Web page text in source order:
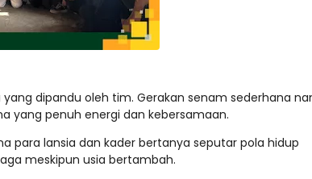
dipandu oleh tim. Gerakan senam sederhana
yang penuh energi dan kebersamaan.
para lansia dan kader bertanya seputar pola hidup
meskipun usia bertambah.